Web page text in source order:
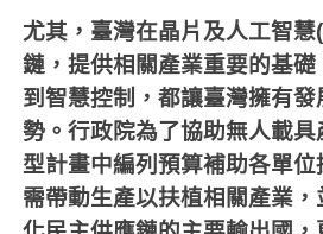
尤其，臺灣在晶片及人工智
鏈，提供相關產業重要的基
到智慧控制，都讓臺灣擁有
勢。行政院為了協助無人載
型計畫中編列預算補助各單
需帶動生產以扶植相關產業